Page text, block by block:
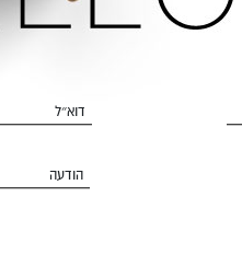
דוא״ל
הודעה